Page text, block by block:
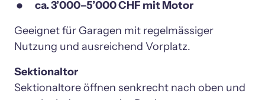
ca. 3’000–5’000 CHF mit Motor
Geeignet für Garagen mit regelmässiger
Nutzung und ausreichend Vorplatz.
Sektionaltore öffnen senkrecht nach oben und